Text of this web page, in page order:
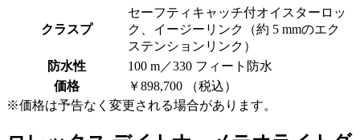
クラスプ
セーフティキャッチ付オイスターロッ
ク、イージーリンク（約 5 mmのエク
ステンションリンク）
防水性
100 m／330 フィート防水
価格
￥898,700 （税込）
※価格は予告なく変更される場合があります。